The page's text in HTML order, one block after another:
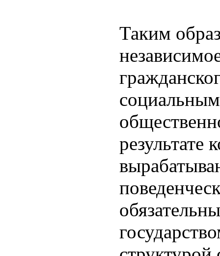
Таким
результате